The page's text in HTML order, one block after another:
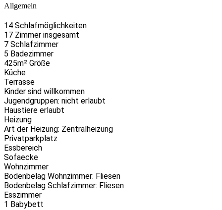
Allgemein
14 Schlafmöglichkeiten
17 Zimmer insgesamt
7 Schlafzimmer
5 Badezimmer
425m² Größe
Küche
Terrasse
Kinder sind willkommen
Jugendgruppen: nicht erlaubt
Haustiere erlaubt
Heizung
Art der Heizung: Zentralheizung
Privatparkplatz
Essbereich
Sofaecke
Wohnzimmer
Bodenbelag Wohnzimmer: Fliesen
Bodenbelag Schlafzimmer: Fliesen
Esszimmer
1 Babybett